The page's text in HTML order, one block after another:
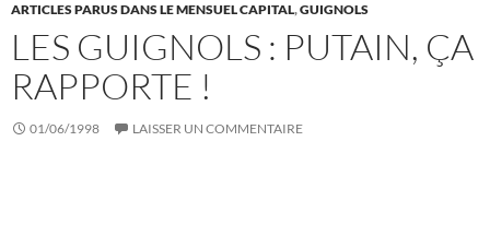
ARTICLES PARUS DANS LE MENSUEL CAPITAL,GUIGNOLS
LES GUIGNOLS : PUTAIN, ÇA
RAPPORTE !
01/06/1998 LAISSER UN COMMENTAIRE